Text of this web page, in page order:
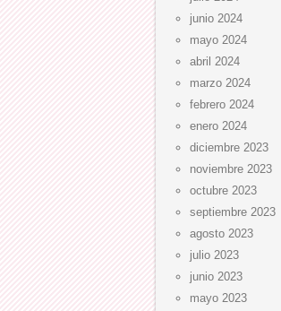
junio 2024
mayo 2024
abril 2024
marzo 2024
febrero 2024
enero 2024
diciembre 2023
noviembre 2023
octubre 2023
septiembre 2023
agosto 2023
julio 2023
junio 2023
mayo 2023